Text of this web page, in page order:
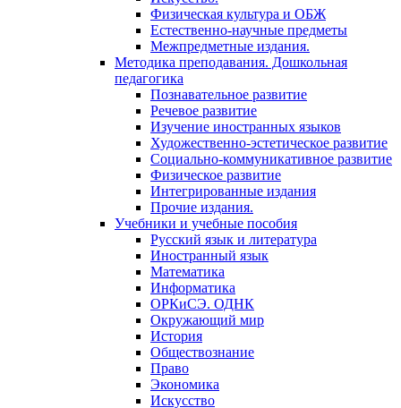
Физическая культура и ОБЖ
Естественно-научные предметы
Межпредметные издания.
Методика преподавания. Дошкольная
педагогика
Познавательное развитие
Речевое развитие
Изучение иностранных языков
Художественно-эстетическое развитие
Социально-коммуникативное развитие
Физическое развитие
Интегрированные издания
Прочие издания.
Учебники и учебные пособия
Русский язык и литература
Иностранный язык
Математика
Информатика
ОРКиСЭ. ОДНК
Окружающий мир
История
Обществознание
Право
Экономика
Искусство